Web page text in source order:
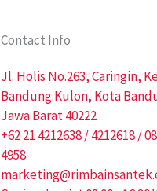
Contact Info
Jl. Holis No.263, Caringin,
Bandung Kulon, Kota
Jawa Barat 40222
+62 21 4212638 / 4212618 /
4958